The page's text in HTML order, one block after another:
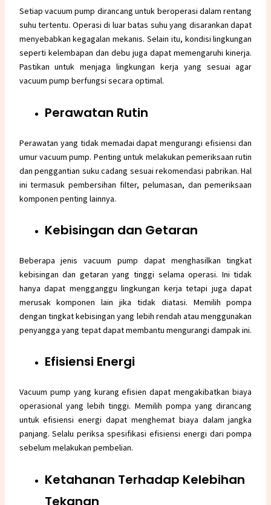
Setiap vacuum pump dirancang untuk beroperasi dalam rentang
suhu tertentu. Operasi di luar batas suhu yang disarankan dapat
menyebabkan kegagalan mekanis. Selain itu, kondisi lingkungan
seperti kelembapan dan debu juga dapat memengaruhi kinerja.
Pastikan untuk menjaga lingkungan kerja yang sesuai agar
vacuum pump berfungsi secara optimal.
Perawatan Rutin
Perawatan yang tidak memadai dapat mengurangi efisiensi dan
umur vacuum pump. Penting untuk melakukan pemeriksaan rutin
dan penggantian suku cadang sesuai rekomendasi pabrikan. Hal
ini termasuk pembersihan filter, pelumasan, dan pemeriksaan
komponen penting lainnya.
Kebisingan dan Getaran
Beberapa jenis vacuum pump dapat menghasilkan tingkat
kebisingan dan getaran yang tinggi selama operasi. Ini tidak
hanya dapat mengganggu lingkungan kerja tetapi juga dapat
merusak komponen lain jika tidak diatasi. Memilih pompa
dengan tingkat kebisingan yang lebih rendah atau menggunakan
penyangga yang tepat dapat membantu mengurangi dampak ini.
Efisiensi Energi
Vacuum pump yang kurang efisien dapat mengakibatkan biaya
operasional yang lebih tinggi. Memilih pompa yang dirancang
untuk efisiensi energi dapat menghemat biaya dalam jangka
panjang. Selalu periksa spesifikasi efisiensi energi dari pompa
sebelum melakukan pembelian.
Ketahanan Terhadap Kelebihan
Tekanan